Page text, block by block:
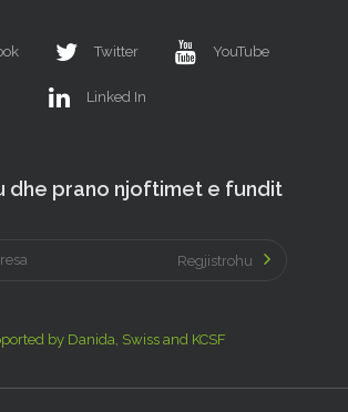
Twitter YouTube
Linked In
dhe prano njoftimet e fundit
Regjistrohu
by Danida, Swiss and KCSF